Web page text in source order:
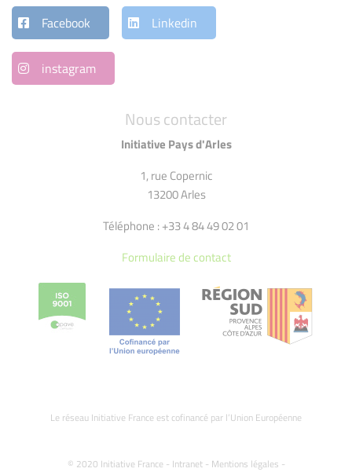
Nous contacter
Initiative Pays d'Arles
1, rue Copernic
13200 Arles
Téléphone : +33 4 84 49 02 01
Formulaire de contact
Le réseau Initiative France est cofinancé par l’Union Européenne
© 2020 Initiative France - Intranet- Mentions légales -
Facebook Linkedin
instagram